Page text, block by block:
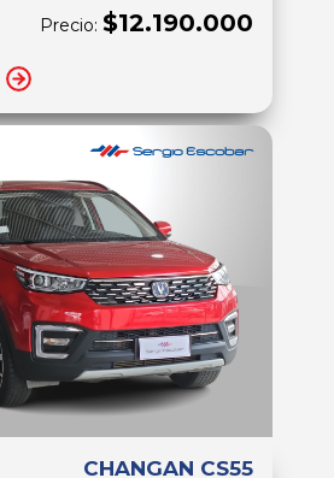
Precio: $12.190.000
CHANGAN CS55